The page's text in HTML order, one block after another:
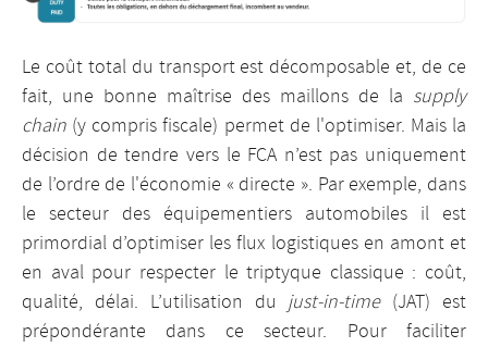
Le coût total du transport est décomposable et, de ce
fait, une bonne maîtrise des maillons de la supply
chain (y compris fiscale) permet de l'optimiser. Mais la
décision de tendre vers le FCA n’est pas uniquement
de l’ordre de l'économie « directe ». Par exemple, dans
le secteur des équipementiers automobiles il est
primordial d’optimiser les flux logistiques en amont et
en aval pour respecter le triptyque classique : coût,
qualité, délai. L’utilisation du just-in-time(JAT) est
prépondérante dans ce secteur. Pour faciliter